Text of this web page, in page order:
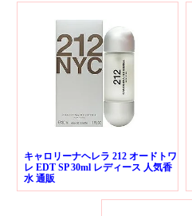
キャロリーナヘレラ 212 オードトワ
レ EDT SP 30ml レディース 人気香
水 通販